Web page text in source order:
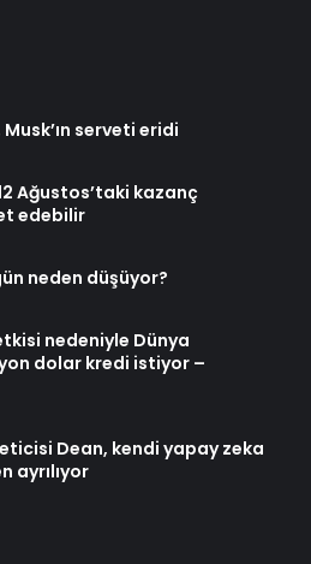
serveti eridi
Ağustos’taki kazanç
edebilir
neden düşüyor?
nedeniyle Dünya
dolar kredi istiyor –
Dean, kendi yapay zeka
ayrılıyor